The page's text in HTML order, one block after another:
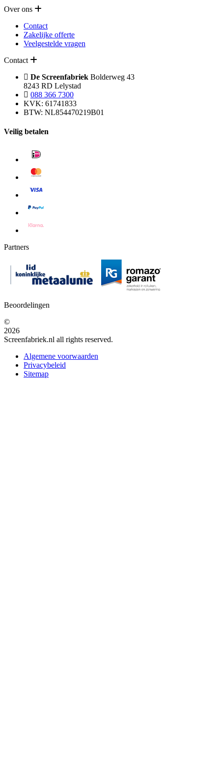
Over ons
Contact
Zakelijke offerte
Veelgestelde vragen
Contact
De Screenfabriek Bolderweg 43
8243 RD Lelystad
088 366 7300
KVK: 61741833
BTW: NL854470219B01
Veilig betalen
Partners
Beoordelingen
©
2026
Screenfabriek.nl all rights reserved.
Algemene voorwaarden
Privacybeleid
Sitemap